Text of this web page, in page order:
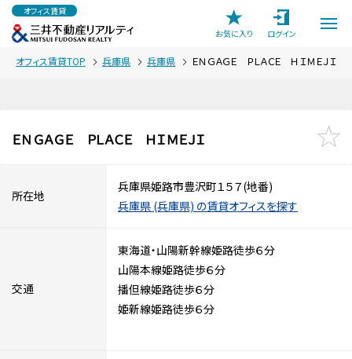
オフィス賃貸
お気に入り
ログイン
オフィス賃貸TOP 兵庫県 兵庫県 ＥＮＧＡＧＥ ＰＬＡＣＥ ＨＩＭＥＪＩ
ＥＮＧＡＧＥ ＰＬＡＣＥ ＨＩＭＥＪＩ
所在地
兵庫県姫路市豊沢町１５７(地番)
兵庫県 (兵庫県) の賃貸オフィスを探す
交通
東海道・山陽新幹線姫路徒歩６分
山陽本線姫路徒歩６分
播但線姫路徒歩６分
姫新線姫路徒歩６分